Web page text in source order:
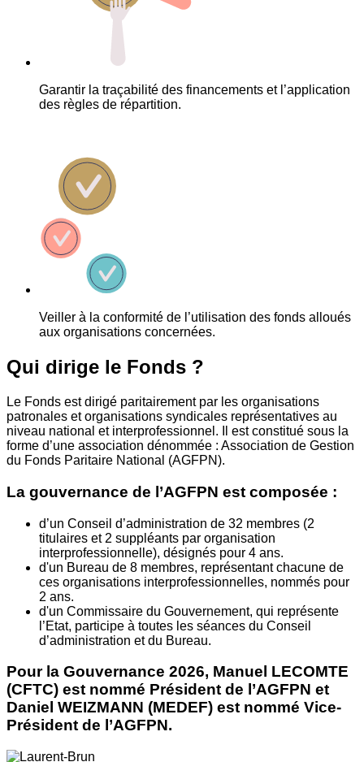
Garantir la traçabilité des financements et l’application
des règles de répartition.
Veiller à la conformité de l’utilisation des fonds alloués
aux organisations concernées.
Qui dirige le Fonds ?
Le Fonds est dirigé paritairement par les organisations
patronales et organisations syndicales représentatives au
niveau national et interprofessionnel. Il est constitué sous la
forme d’une association dénommée : Association de Gestion
du Fonds Paritaire National (AGFPN).
La gouvernance de l’AGFPN est composée :
d’un Conseil d’administration de 32 membres (2
titulaires et 2 suppléants par organisation
interprofessionnelle), désignés pour 4 ans.
d'un Bureau de 8 membres, représentant chacune de
ces organisations interprofessionnelles, nommés pour
2 ans.
d'un Commissaire du Gouvernement, qui représente
l’Etat, participe à toutes les séances du Conseil
d’administration et du Bureau.
Pour la Gouvernance 2026, Manuel LECOMTE
(CFTC) est nommé Président de l’AGFPN et
Daniel WEIZMANN (MEDEF) est nommé Vice-
Président de l’AGFPN.